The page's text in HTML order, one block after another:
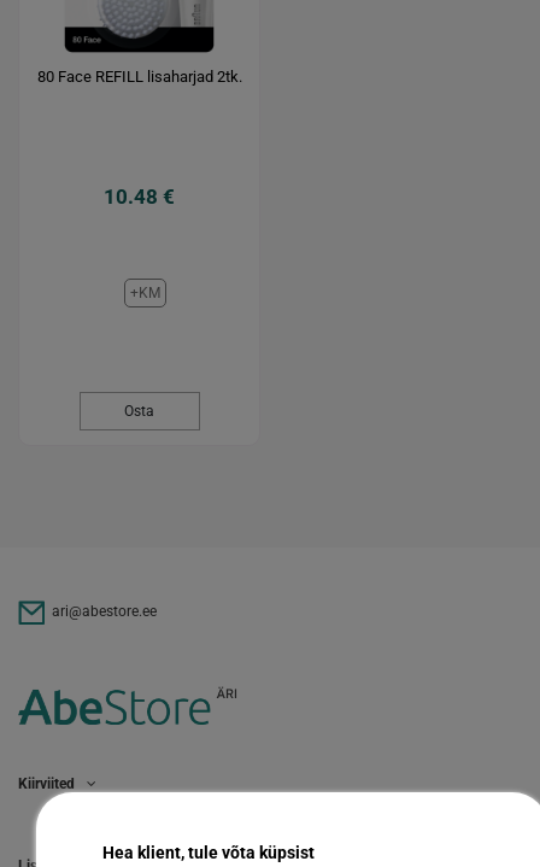
80 Face REFILL lisaharjad 2tk.
10.48 €
+KM
Osta
ari@abestore.ee
Kiirviited
Hea klient, tule võta küpsist